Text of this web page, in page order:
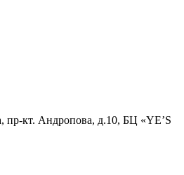
пр-кт. Андропова, д.10, БЦ «YE’S